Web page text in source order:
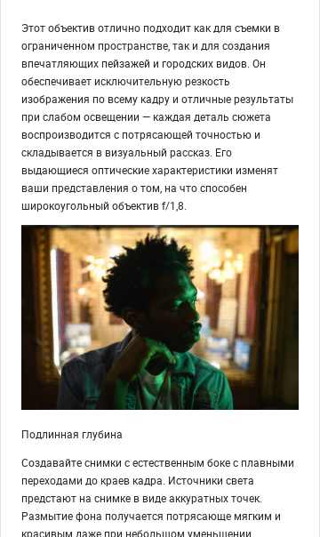
Этот объектив отлично подходит как для съемки в
ограниченном пространстве, так и для создания
впечатляющих пейзажей и городских видов. Он
обеспечивает исключительную резкость
изображения по всему кадру и отличные результаты
при слабом освещении — каждая деталь сюжета
воспроизводится с потрясающей точностью и
складывается в визуальный рассказ. Его
выдающиеся оптические характеристики изменят
ваши представления о том, на что способен
широкоугольный объектив f/1,8.
Подлинная глубина
Создавайте снимки с естественным боке с плавными
переходами до краев кадра. Источники света
предстают на снимке в виде аккуратных точек.
Размытие фона получается потрясающе мягким и
красивым даже при небольшом уменьшении